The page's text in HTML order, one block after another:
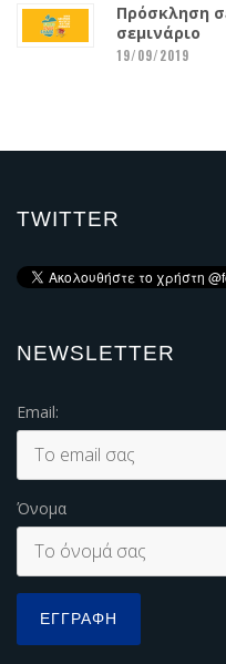
Πρόσκληση
σεμινάριο
19/09/2019
TWITTER
NEWSLETTER
Email:
Όνομα